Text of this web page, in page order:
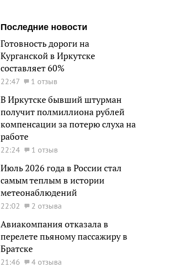
Последние новости
Готовность дороги на
Курганской в Иркутске
составляет 60%
22:47 1 отзыв
В Иркутске бывший штурман
получит полмиллиона рублей
компенсации за потерю слуха на
работе
22:24 1 отзыв
Июль 2026 года в России стал
самым теплым в истории
метеонаблюдений
22:02 2 отзыва
Авиакомпания отказала в
перелете пьяному пассажиру в
Братске
21:46 4 отзыва